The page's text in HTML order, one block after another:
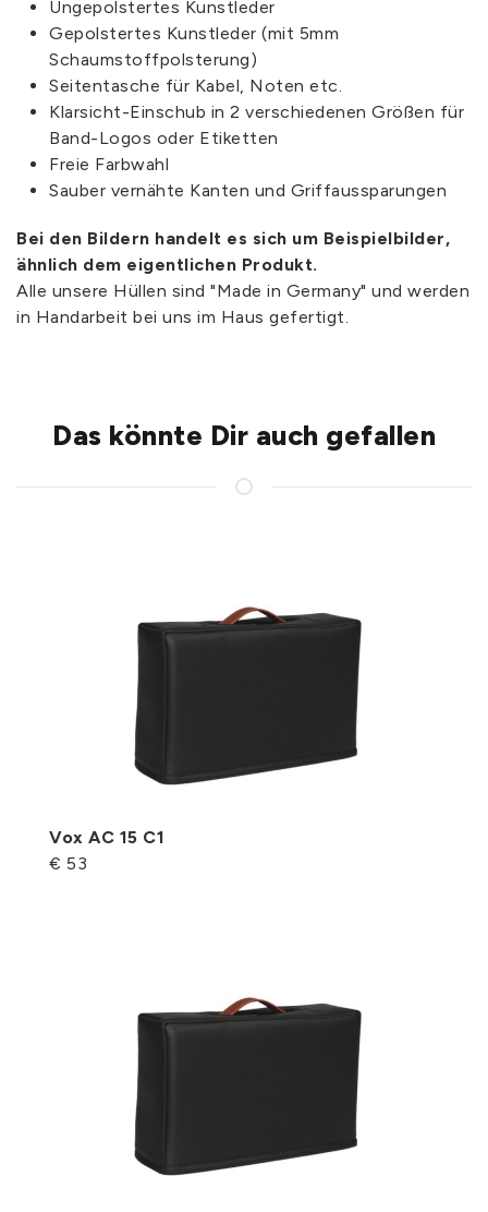
Ungepolstertes Kunstleder
Gepolstertes Kunstleder (mit 5mm
Schaumstoffpolsterung)
Seitentasche für Kabel, Noten etc.
Klarsicht-Einschub in 2 verschiedenen Größen für
Band-Logos oder Etiketten
Freie Farbwahl
Sauber vernähte Kanten und Griffaussparungen
Bei den Bildern handelt es sich um Beispielbilder,
ähnlich dem eigentlichen Produkt.
Alle unsere Hüllen sind "Made in Germany" und werden
in Handarbeit bei uns im Haus gefertigt.
Das könnte Dir auch gefallen
Vox AC 15 C1
€ 53